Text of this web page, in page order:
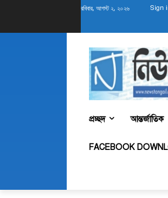
রবিবার, আগস্ট ২, ২০২৬ Sign
প্রচ্ছদ আন্তর্জাতিক
FACEBOOK